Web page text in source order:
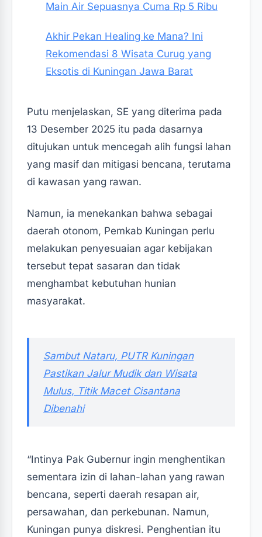
Main Air Sepuasnya Cuma Rp 5 Ribu
Akhir Pekan Healing ke Mana? Ini
Rekomendasi 8 Wisata Curug yang
Eksotis di Kuningan Jawa Barat
Putu menjelaskan, SE yang diterima pada
13 Desember 2025 itu pada dasarnya
ditujukan untuk mencegah alih fungsi lahan
yang masif dan mitigasi bencana, terutama
di kawasan yang rawan.
Namun, ia menekankan bahwa sebagai
daerah otonom, Pemkab Kuningan perlu
melakukan penyesuaian agar kebijakan
tersebut tepat sasaran dan tidak
menghambat kebutuhan hunian
masyarakat.‎‎
‎Sambut Nataru, PUTR Kuningan
Pastikan Jalur Mudik dan Wisata
Mulus, Titik Macet Cisantana
Dibenahi‎‎
“Intinya Pak Gubernur ingin menghentikan
sementara izin di lahan-lahan yang rawan
bencana, seperti daerah resapan air,
persawahan, dan perkebunan. Namun,
Kuningan punya diskresi. Penghentian itu